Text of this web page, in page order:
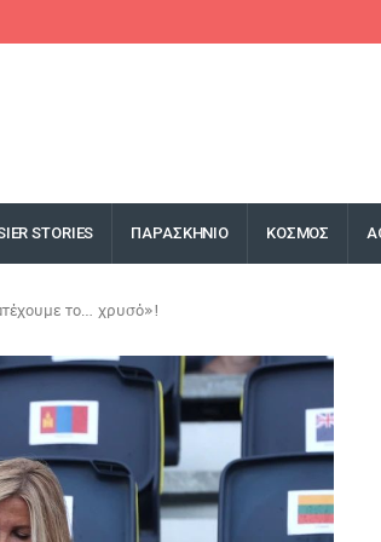
STORIES ΠΑΡΑΣΚΗΝΙΟ ΚΟΣΜΟΣ
το… χρυσό»!